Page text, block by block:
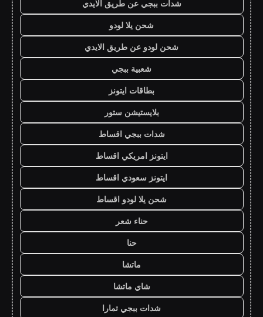
شدات ببجي عن طريق الايدي
شحن يلا لودو
شحن لودو عن طريق الايدي
شعبية ببجي
بطاقات ايتونز
بلايستيشن ستور
شدات ببجي اقساط
ايتونز امريكي اقساط
ايتونز سعودي اقساط
شحن يلا لودو اقساط
حناء شعر
حنا
ماتشا
شاي ماتشا
شدات ببجي تمارا